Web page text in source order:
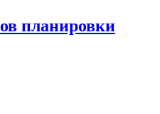
планировки